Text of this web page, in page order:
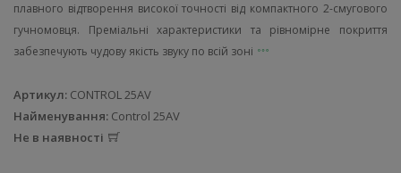
плавного відтворення високої точності від компактного 2-смугового
гучномовця. Преміальні характеристики та рівномірне покриття
забезпечують чудову якість звуку по всій зоні
Артикул: CONTROL 25AV
Найменування: Control 25AV
Не в наявності